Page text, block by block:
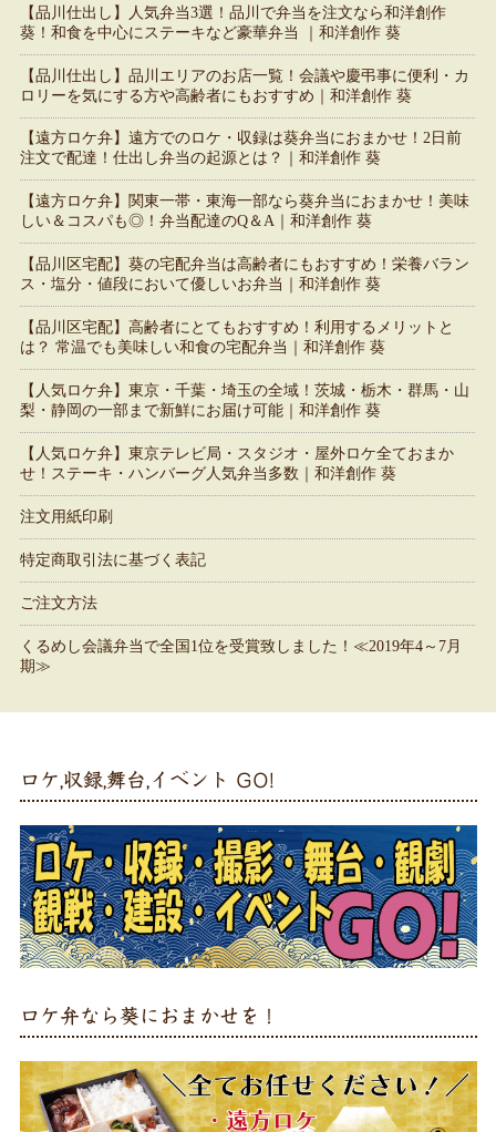
【品川仕出し】人気弁当3選！品川で弁当を注文なら和洋創作
葵！和食を中心にステーキなど豪華弁当 ｜和洋創作 葵
【品川仕出し】品川エリアのお店一覧！会議や慶弔事に便利・カ
ロリーを気にする方や高齢者にもおすすめ｜和洋創作 葵
【遠方ロケ弁】遠方でのロケ・収録は葵弁当におまかせ！2日前
注文で配達！仕出し弁当の起源とは？｜和洋創作 葵
【遠方ロケ弁】関東一帯・東海一部なら葵弁当におまかせ！美味
しい＆コスパも◎！弁当配達のQ＆A｜和洋創作 葵
【品川区宅配】葵の宅配弁当は高齢者にもおすすめ！栄養バラン
ス・塩分・値段において優しいお弁当｜和洋創作 葵
【品川区宅配】高齢者にとてもおすすめ！利用するメリットと
は？ 常温でも美味しい和食の宅配弁当｜和洋創作 葵
【人気ロケ弁】東京・千葉・埼玉の全域！茨城・栃木・群馬・山
梨・静岡の一部まで新鮮にお届け可能｜和洋創作 葵
【人気ロケ弁】東京テレビ局・スタジオ・屋外ロケ全ておまか
せ！ステーキ・ハンバーグ人気弁当多数｜和洋創作 葵
注文用紙印刷
特定商取引法に基づく表記
ご注文方法
くるめし会議弁当で全国1位を受賞致しました！≪2019年4～7月
期≫
ロケ,収録,舞台,イベント GO!
ロケ弁なら葵におまかせを！